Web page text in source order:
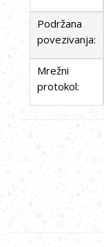
Podržana
povezivanja:
Mrežni
protokol: